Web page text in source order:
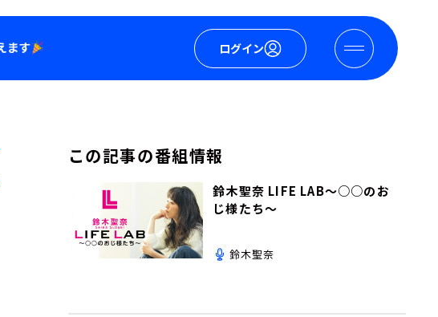
ログイン
この記事の番組情報
鈴木聖奈 LIFE LAB～○○のお
じ様たち～
鈴木聖奈